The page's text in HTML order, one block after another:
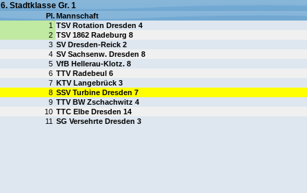
6. Stadtklasse Gr. 1
Pl.Mannschaft
1 TSV Rotation Dresden 4
2 TSV 1862 Radeburg 8
3 SV Dresden-Reick 2
4 SV Sachsenw. Dresden 8
5 VfB Hellerau-Klotz. 8
6 TTV Radebeul 6
7 KTV Langebrück 3
8 SSV Turbine Dresden 7
9 TTV BW Zschachwitz 4
10 TTC Elbe Dresden 14
11 SG Versehrte Dresden 3